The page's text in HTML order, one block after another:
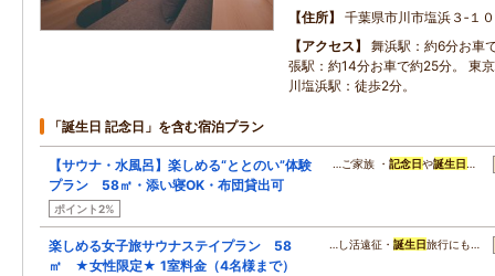
住所
千葉県市川市塩浜３‐１
アクセス
舞浜駅：約6分お車
張駅：約14分お車で約25分。 東
川塩浜駅：徒歩2分。
「誕生日 記念日」を含む宿泊プラン
【サウナ・水風呂】楽しめる“ととのい”体験
プラン 58㎡・添い寝OK・布団貸出可
ポイント2%
…ご家族 ・記念日や誕生日 …
楽しめる女子旅サウナステイプラン 58
㎡ ★女性限定★ 1室料金（4名様まで）
…し活遠征・ 誕生日旅行にも…